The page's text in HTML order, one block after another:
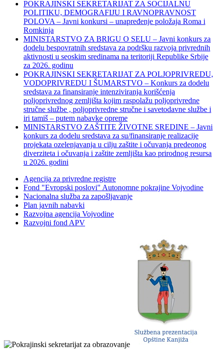
POKRAJINSKI SEKRETARIJAT ZA SOCIJALNU
POLITIKU, DEMOGRAFIJU I RAVNOPRAVNOST
POLOVA – Javni konkursi – unapređenje položaja Roma i
Romkinja
MINISTARSTVO ZA BRIGU O SELU – Javni konkurs za
dodelu bespovratnih sredstava za podršku razvoja privrednih
aktivnosti u seoskim sredinama na teritoriji Republike Srbije
za 2026. godinu
POKRAJINSKI SEKRETARIJAT ZA POLJOPRIVREDU,
VODOPRIVREDU I ŠUMARSTVO – Konkurs za dodelu
sredstava za finansiranje intenziviranja korišćenja
poljoprivrednog zemljišta kojim raspolažu poljoprivredne
stručne službe , poljoprivredne stručne i savetodavne službe i
iri tamiš ‒ putem nabavke opreme
MINISTARSTVO ZAŠTITE ŽIVOTNE SREDINE – Javni
konkurs za dodelu sredstava za su/finansiranje realizacije
projekata ozelenjavanja u cilju zaštite i očuvanja predeonog
diverziteta i očuvanja i zaštite zemljišta kao prirodnog resursa
u 2026. godini
Agencija za privredne registre
Fond "Evropski poslovi" Autonomne pokrajine Vojvodine
Nacionalna služba za zapošljavanje
Plan javnih nabavki
Razvojna agencija Vojvodine
Razvojni fond APV